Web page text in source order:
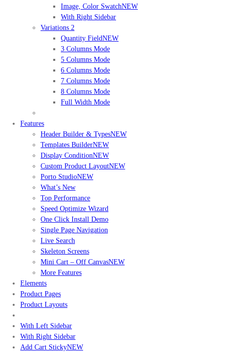
Image, Color SwatchNEW
With Right Sidebar
Variations 2
Quantity FieldNEW
3 Columns Mode
5 Columns Mode
6 Columns Mode
7 Columns Mode
8 Columns Mode
Full Width Mode
Features
Header Builder & TypesNEW
Templates BuilderNEW
Display ConditionNEW
Custom Product LayoutNEW
Porto StudioNEW
What’s New
Top Performance
Speed Optimize Wizard
One Click Install Demo
Single Page Navigation
Live Search
Skeleton Screens
Mini Cart – Off CanvasNEW
More Features
Elements
Product Pages
Product Layouts
With Left Sidebar
With Right Sidebar
Add Cart StickyNEW